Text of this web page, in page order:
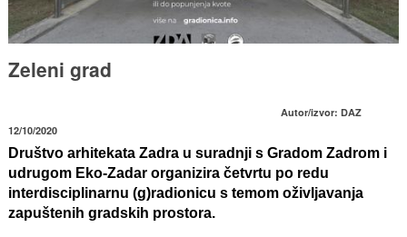
Zeleni grad
Autor/izvor: DAZ
12/10/2020
Društvo arhitekata Zadra u suradnji s Gradom Zadrom i
udrugom Eko-Zadar organizira četvrtu po redu
interdisciplinarnu (g)radionicu s temom oživljavanja
zapuštenih gradskih prostora.